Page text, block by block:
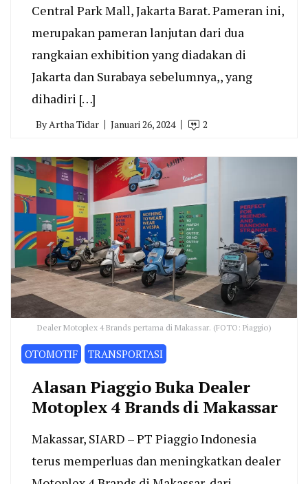
Central Park Mall, Jakarta Barat. Pameran ini,
merupakan pameran lanjutan dari dua
rangkaian exhibition yang diadakan di
Jakarta dan Surabaya sebelumnya,, yang
dihadiri […]
By Artha Tidar Januari 26, 2024 2
Dealer Motoplex 4 Brands pertama di Makassar. (FOTO: Piaggio)
OTOMOTIF TRANSPORTASI
Alasan Piaggio Buka Dealer
Motoplex 4 Brands di Makassar
Makassar, SIARD – PT Piaggio Indonesia
terus memperluas dan meningkatkan dealer